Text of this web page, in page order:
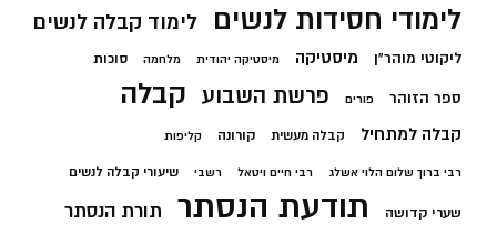
לימודי חסידות לנשים לימוד קבלה לנשים
ליקוטי מוהר"ן מיסטיקה מיסטיקה יהודית מלחמה סוכות
ספר הזוהר פורים פרשת השבוע קבלה
קבלה למתחיל קבלה מעשית קורונה קליפות
רבי ברוך שלום הלוי אשלג רבי חיים ויטאל רשבי שיעורי קבלה לנשים
שערי קדושה תודעת הנסתר תורת הנסתר